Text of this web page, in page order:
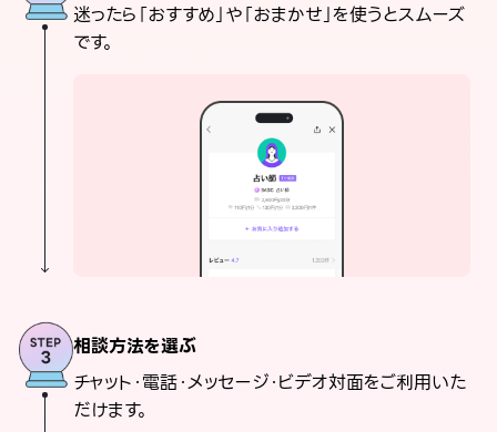
迷ったら「おすすめ」や「おまかせ」を使うとスムーズ
です。
相談方法を選ぶ
チャット・電話・メッセージ・ビデオ対面をご利用いた
だけます。